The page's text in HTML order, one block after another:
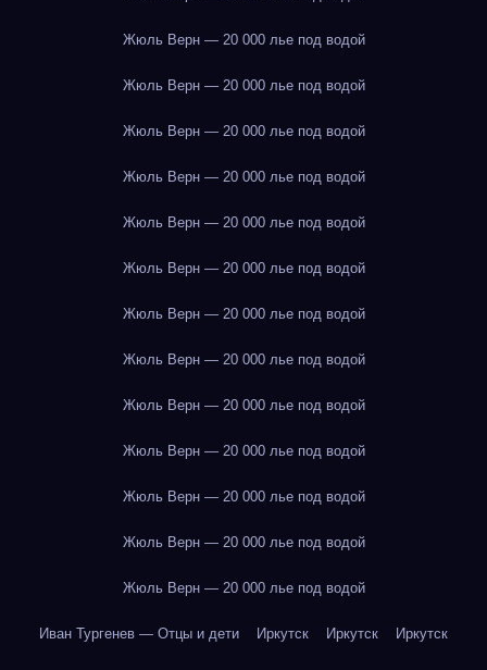
Жюль Верн — 20 000 лье под водой
Жюль Верн — 20 000 лье под водой
Жюль Верн — 20 000 лье под водой
Жюль Верн — 20 000 лье под водой
Жюль Верн — 20 000 лье под водой
Жюль Верн — 20 000 лье под водой
Жюль Верн — 20 000 лье под водой
Жюль Верн — 20 000 лье под водой
Жюль Верн — 20 000 лье под водой
Жюль Верн — 20 000 лье под водой
Жюль Верн — 20 000 лье под водой
Жюль Верн — 20 000 лье под водой
Жюль Верн — 20 000 лье под водой
Иван Тургенев — Отцы и дети Иркутск Иркутск Иркутск